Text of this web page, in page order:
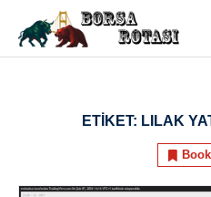
ETIKET: LILAK